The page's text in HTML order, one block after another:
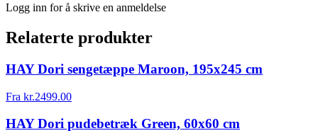
Logg inn for å skrive en anmeldelse
Relaterte produkter
HAY Dori sengetæppe Maroon, 195x245 cm
Fra kr.2499.00
HAY Dori pudebetræk Green, 60x60 cm